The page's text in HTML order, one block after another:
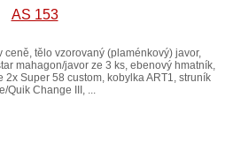
AS 153
ceně, tělo vzorovaný (plaménkový) javor,
mahagon/javor ze 3 ks, ebenový hmatník,
2x Super 58 custom, kobylka ART1, struník
Quik Change III, ...